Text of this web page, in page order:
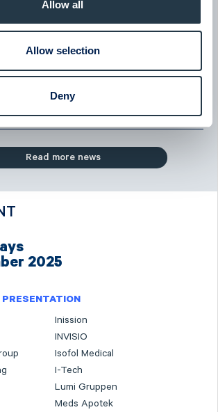
Allow all
Allow selection
Deny
presentation with President & CEO
Read more news
2025
Inission
INVISIO
Isofol Medical
I-Tech
Lumi Gruppen
Meds Apotek